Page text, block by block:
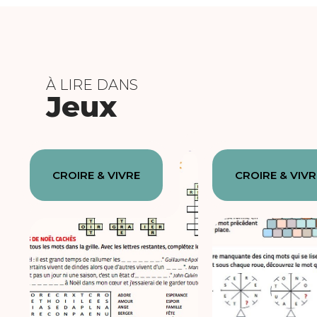
À LIRE DANS
Jeux
CROIRE & VIVRE CROIRE &